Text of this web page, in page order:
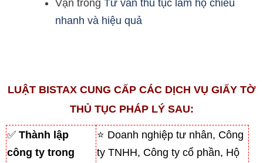
Vạn trong Tư vấn thủ tục làm hộ chiếu
nhanh và hiệu quả
LUẬT BISTAX CUNG CẤP CÁC DỊCH VỤ GIẤY TỜ
THỦ TỤC PHÁP LÝ SAU:
✅ Thành lập
công ty trong
⭐ Doanh nghiệp tư nhân, Công
ty TNHH, Công ty cổ phần, Hộ